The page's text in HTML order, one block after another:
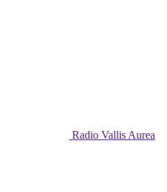
Radio Vallis Aurea